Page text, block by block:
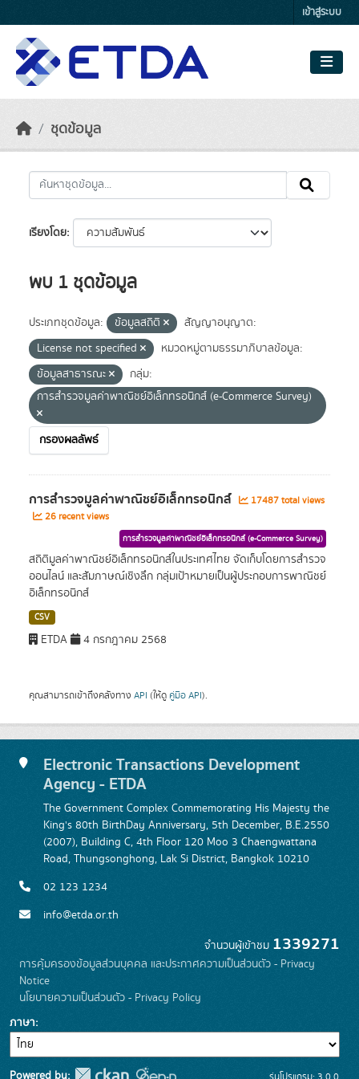
เข้าสู่ระบบ
ชุดข้อมูล
เรียงโดย
พบ 1 ชุดข้อมูล
ประเภทชุดข้อมูล: ข้อมูลสถิติ
สัญญาอนุญาต:
License not specified
หมวดหมู่ตามธรรมาภิบาลข้อมูล:
ข้อมูลสาธารณะ
กลุ่ม:
การสำรวจมูลค่าพาณิชย์อิเล็กทรอนิกส์ (e-Commerce Survey)
กรองผลลัพธ์
การสำรวจมูลค่าพาณิชย์อิเล็กทรอนิกส์
17487 total views
26 recent views
การสำรวจมูลค่าพาณิชย์อิเล็กทรอนิกส์ (e-Commerce Survey)
สถิติมูลค่าพาณิชย์อิเล็กทรอนิกส์ในประเทศไทย จัดเก็บโดยการสำรวจ
ออนไลน์ และสัมภาษณ์เชิงลึก กลุ่มเป้าหมายเป็นผู้ประกอบการพาณิชย์
อิเล็กทรอนิกส์
CSV
ETDA 4 กรกฎาคม 2568
คุณสามารถเข้าถึงคลังทาง API (ให้ดู คู่มือ API).
Electronic Transactions Development
Agency - ETDA
The Government Complex Commemorating His Majesty the
King's 80th BirthDay Anniversary, 5th December, B.E.2550
(2007), Building C, 4th Floor 120 Moo 3 Chaengwattana
Road, Thungsonghong, Lak Si District, Bangkok 10210
02 123 1234
info@etda.or.th
จำนวนผู้เข้าชม 1339271
การคุ้มครองข้อมูลส่วนบุคคล และประกาศความเป็นส่วนตัว - Privacy
Notice
นโยบายความเป็นส่วนตัว - Privacy Policy
ภาษา
Powered by: